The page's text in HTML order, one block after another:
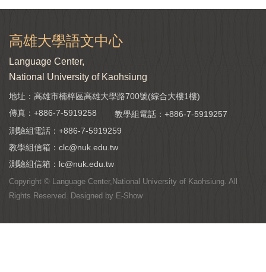
高雄大學語文中心
Language Center,
National University of Kaohsiung
地址：高雄市楠梓區高雄大學路700號(綜合大樓1樓)
傳真：+886-7-5919258
教學組電話： +886-7-5919257
測驗組電話： +886-7-5919259
教學組信箱： clc@nuk.edu.tw
測驗組信箱： lc@nuk.edu.tw
Copyright © Language Center,National University of Kaohsiung. All
Rights Reserved. Designed by E-Show